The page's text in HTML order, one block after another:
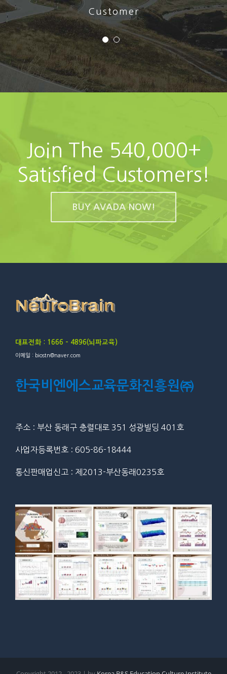
Customer
Leader
Join The 540,000+
Satisfied Customers!
BUY AVADA NOW!
대표전화 : 1666 – 4896(뇌파교육)
이메일 : biostn@naver.com
한국비엔에스교육문화진흥원㈜
주소 : 부산 동래구 충렬대로 351 성광빌딩 401호
사업자등록번호 : 605-86-18444
통신판매업신고 : 제2013-부산동래0235호